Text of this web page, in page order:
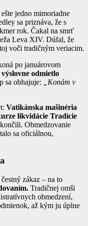
jedno mimoriadne
sa priznáva, že s
rok. Čakal na smrť
Leva XIV. Dúfal, že
voči tradičným veriacim.
po januárovom
výslovne odmietlo
sa obhajuje:
„Konám v
Vatikánska mašinéria
likvidácie Tradície
Obmedzovanie
sa oficiálnou,
zákaz – na to
Tradičnej omši
obmedzení,
až kým ju úplne